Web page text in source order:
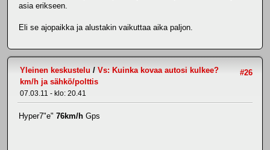
asia erikseen.
Eli se ajopaikka ja alustakin vaikuttaa aika paljon.
#26
Yleinen keskustelu / Vs: Kuinka kovaa autosi kulkee?
km/h ja sähkö/polttis
07.03.11 - klo: 20.41
Hyper7"e" 76km/h Gps